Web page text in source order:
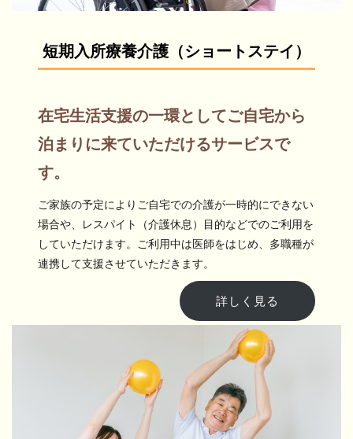
短期入所療養介護（ショートステイ）
在宅生活支援の一環としてご自宅から
泊まりに来ていただけるサービスで
す。
ご家族の予定によりご自宅での介護が一時的にできない
場合や、レスパイト（介護休息）目的などでのご利用を
していただけます。ご利用中は医師をはじめ、多職種が
連携して支援させていただきます。
詳しく見る